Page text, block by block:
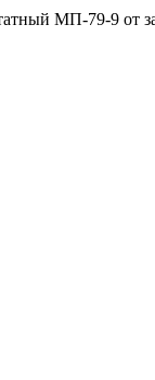
МП-79-9 от